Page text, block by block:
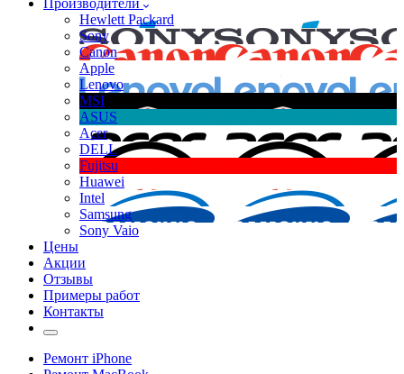
Производители
Hewlett Packard
Sony
Canon
Apple
Lenovo
MSI
ASUS
Acer
DELL
Fujitsu
Huawei
Intel
Samsung
Sony Vaio
Цены
Акции
Отзывы
Примеры работ
Контакты
Ремонт iPhone